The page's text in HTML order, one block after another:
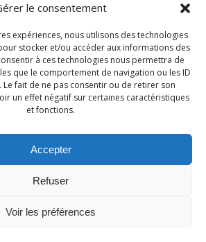
le consentement
expériences, nous utilisons des technologies
stocker et/ou accéder aux informations des
à ces technologies nous permettra de
que le comportement de navigation ou les ID
Le fait de ne pas consentir ou de retirer son
un effet négatif sur certaines caractéristiques
et fonctions.
Accepter
Refuser
Voir les préférences
sur-Argens Arrêt bus les 4 chemins
de-vente Mentions-legales
04 93 48 43 75
Construit avec WordPress et le